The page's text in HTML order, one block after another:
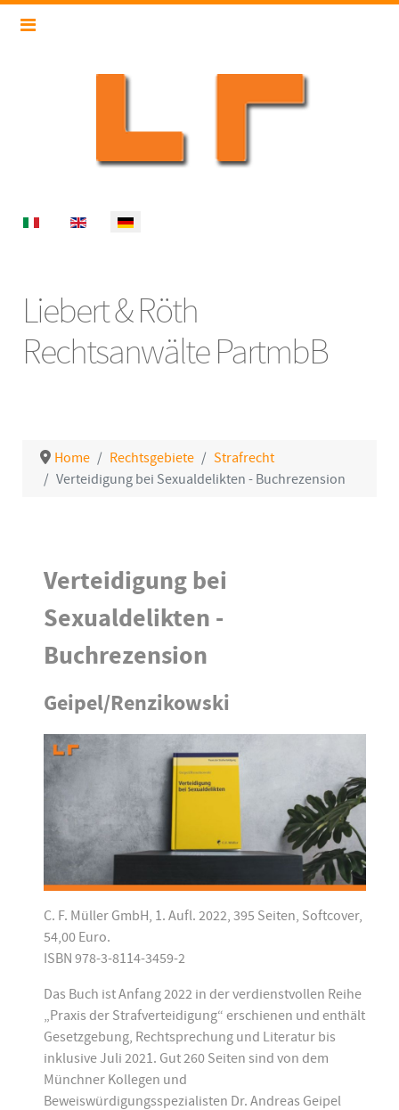
Select your language
Liebert & Röth
Rechtsanwälte PartmbB
Home Rechtsgebiete
Strafrecht
Verteidigung bei Sexualdelikten - Buchrezension
Details
Verteidigung bei
Sexualdelikten -
Buchrezension
Geipel/Renzikowski
C. F. Müller GmbH, 1. Aufl. 2022, 395 Seiten, Softcover,
54,00 Euro.
ISBN 978-3-8114-3459-2
Das Buch ist Anfang 2022 in der verdienstvollen Reihe
„Praxis der Strafverteidigung“ erschienen und enthält
Gesetzgebung, Rechtsprechung und Literatur bis
inklusive Juli 2021. Gut 260 Seiten sind von dem
Münchner Kollegen und
Beweiswürdigungsspezialisten Dr. Andreas Geipel